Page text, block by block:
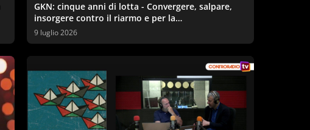
GKN: cinque anni di lotta - Convergere, salpare,
insorgere contro il riarmo e per la
reindustrializzazione ecologica
9 luglio 2026